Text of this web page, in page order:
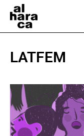
LATFEM